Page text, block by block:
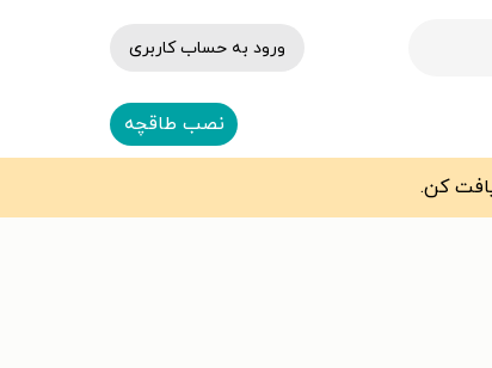
ورود به حساب کاربری
نصب طاقچه